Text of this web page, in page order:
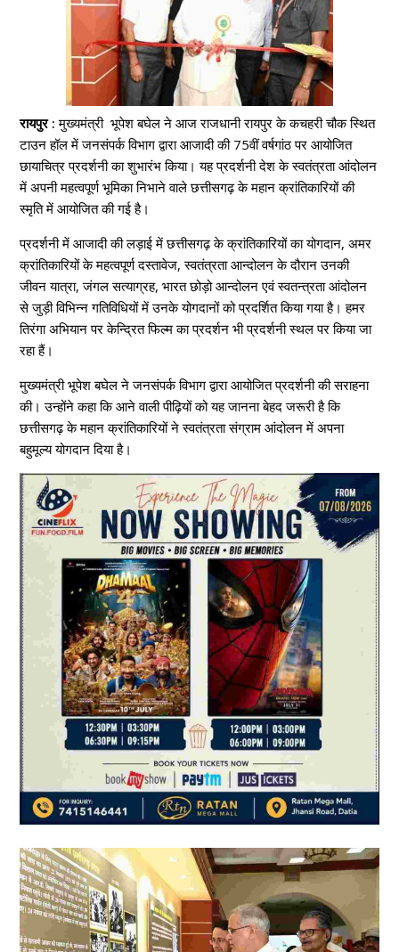
रायपुर : मुख्यमंत्री भूपेश बघेल ने आज राजधानी रायपुर के कचहरी चौक स्थित
टाउन हॉल में जनसंपर्क विभाग द्वारा आजादी की 75वीं वर्षगांठ पर आयोजित
छायाचित्र प्रदर्शनी का शुभारंभ किया। यह प्रदर्शनी देश के स्वतंत्रता आंदोलन
में अपनी महत्वपूर्ण भूमिका निभाने वाले छत्तीसगढ़ के महान क्रांतिकारियों की
स्मृति में आयोजित की गई है।
प्रदर्शनी में आजादी की लड़ाई में छत्तीसगढ़ के क्रांतिकारियों का योगदान, अमर
क्रांतिकारियों के महत्वपूर्ण दस्तावेज, स्वतंत्रता आन्दोलन के दौरान उनकी
जीवन यात्रा, जंगल सत्याग्रह, भारत छोड़ो आन्दोलन एवं स्वतन्त्रता आंदोलन
से जुड़ी विभिन्न गतिविधियों में उनके योगदानों को प्रदर्शित किया गया है। हमर
तिरंगा अभियान पर केन्द्रित फिल्म का प्रदर्शन भी प्रदर्शनी स्थल पर किया जा
रहा हैं।
मुख्यमंत्री भूपेश बघेल ने जनसंपर्क विभाग द्वारा आयोजित प्रदर्शनी की सराहना
की। उन्होंने कहा कि आने वाली पीढ़ियों को यह जानना बेहद जरूरी है कि
छत्तीसगढ़ के महान क्रांतिकारियों ने स्वतंत्रता संग्राम आंदोलन में अपना
बहुमूल्य योगदान दिया है।